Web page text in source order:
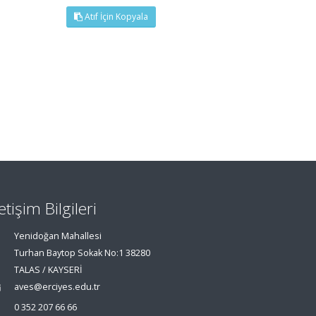
Atıf İçin Kopyala
Bilgileri
Yenidoğan Mahallesi
Turhan Baytop Sokak No:1 38280
TALAS / KAYSERİ
aves@erciyes.edu.tr
0 352 207 66 66